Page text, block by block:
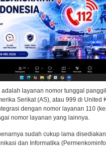
layanan nomor tunggal
Serikat (AS), atau 999 di
dengan nomor layanan 110
nomor layanan yang lainnya.
sudah cukup lama
dan Informatika